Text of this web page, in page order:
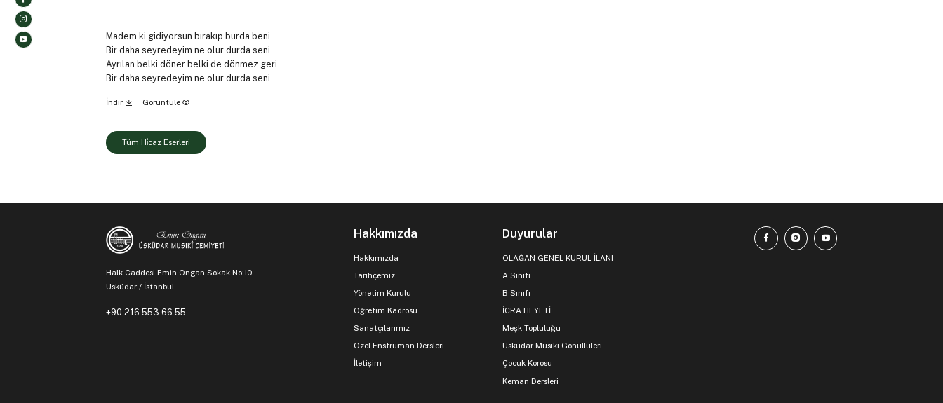
Madem ki gidiyorsun bırakıp burda beni
Bir daha seyredeyim ne olur durda seni
Ayrılan belki döner belki de dönmez geri
Bir daha seyredeyim ne olur durda seni
İndir Görüntüle
Tüm Hi̇caz Eserleri
Halk Caddesi Emin Ongan Sokak No:10
Üsküdar / İstanbul
+90 216 553 66 55
Hakkımızda
Hakkımızda
Tarihçemiz
Yönetim Kurulu
Öğretim Kadrosu
Sanatçılarımız
Özel Enstrüman Dersleri
İletişim
Duyurular
OLAĞAN GENEL KURUL İLANI
A Sınıfı
B Sınıfı
İCRA HEYETİ
Meşk Topluluğu
Üsküdar Musiki Gönüllüleri
Çocuk Korosu
Keman Dersleri